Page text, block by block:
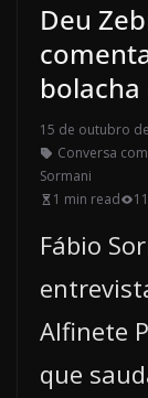
Deu
15 de outubro
Conversa
Sormani
1 min read
Fábio
Alfinete
que